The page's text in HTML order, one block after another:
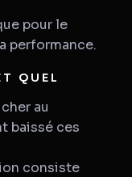
pour le
performance.
QUEL
au
baissé ces
consiste